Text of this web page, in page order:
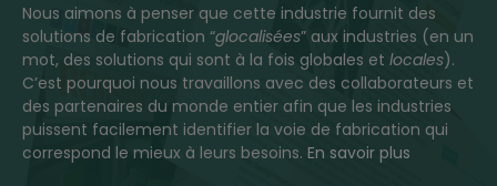
Nous aimons à penser que cette industrie fournit des
solutions de fabrication “glocalisées” aux industries (en un
mot, des solutions qui sont à la fois globales et locales).
C’est pourquoi nous travaillons avec des collaborateurs et
des partenaires du monde entier afin que les industries
puissent facilement identifier la voie de fabrication qui
correspond le mieux à leurs besoins. En savoir plus